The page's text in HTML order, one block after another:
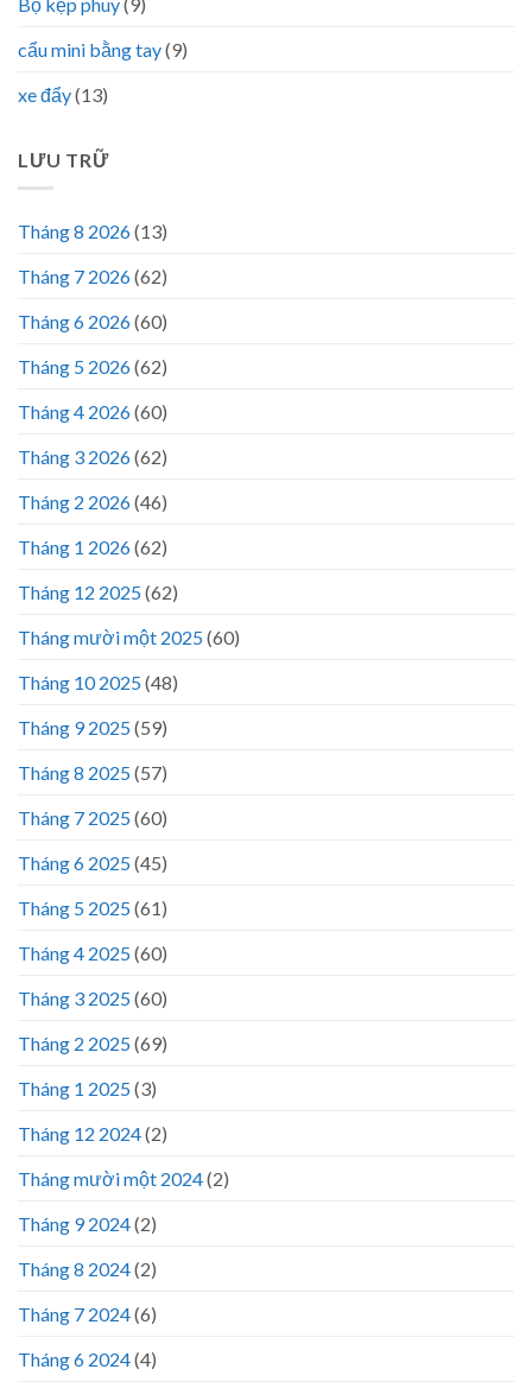
cẩu mini bằng tay(9)
xe đẩy(13)
LƯU TRỮ
Tháng 8 2026(13)
Tháng 7 2026(62)
Tháng 6 2026(60)
Tháng 5 2026(62)
Tháng 4 2026(60)
Tháng 3 2026(62)
Tháng 2 2026(46)
Tháng 1 2026(62)
Tháng 12 2025(62)
Tháng mười một 2025(60)
Tháng 10 2025(48)
Tháng 9 2025(59)
Tháng 8 2025(57)
Tháng 7 2025(60)
Tháng 6 2025(45)
Tháng 5 2025(61)
Tháng 4 2025(60)
Tháng 3 2025(60)
Tháng 2 2025(69)
Tháng 1 2025(3)
Tháng 12 2024(2)
Tháng mười một 2024(2)
Tháng 9 2024(2)
Tháng 8 2024(2)
Tháng 7 2024(6)
Tháng 6 2024(4)